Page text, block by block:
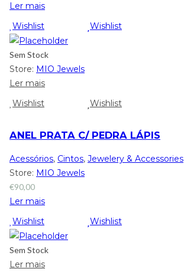
Ler mais
Wishlist
Wishlist
Sem Stock
Store: MIO Jewels
Ler mais
Wishlist
Wishlist
ANEL PRATA C/ PEDRA LÁPIS
Acessórios, Cintos, Jewelery & Accessories
Store: MIO Jewels
€90,00
Ler mais
Wishlist
Wishlist
Sem Stock
Ler mais